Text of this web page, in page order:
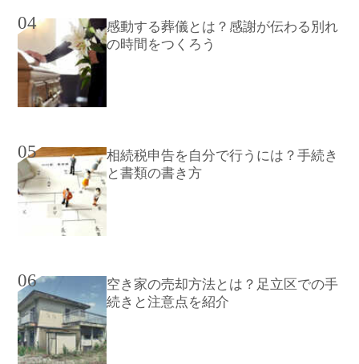
04
感動する葬儀とは？感謝が伝わる別れ
の時間をつくろう
05
相続税申告を自分で行うには？手続き
と書類の書き方
06
空き家の売却方法とは？足立区での手
続きと注意点を紹介